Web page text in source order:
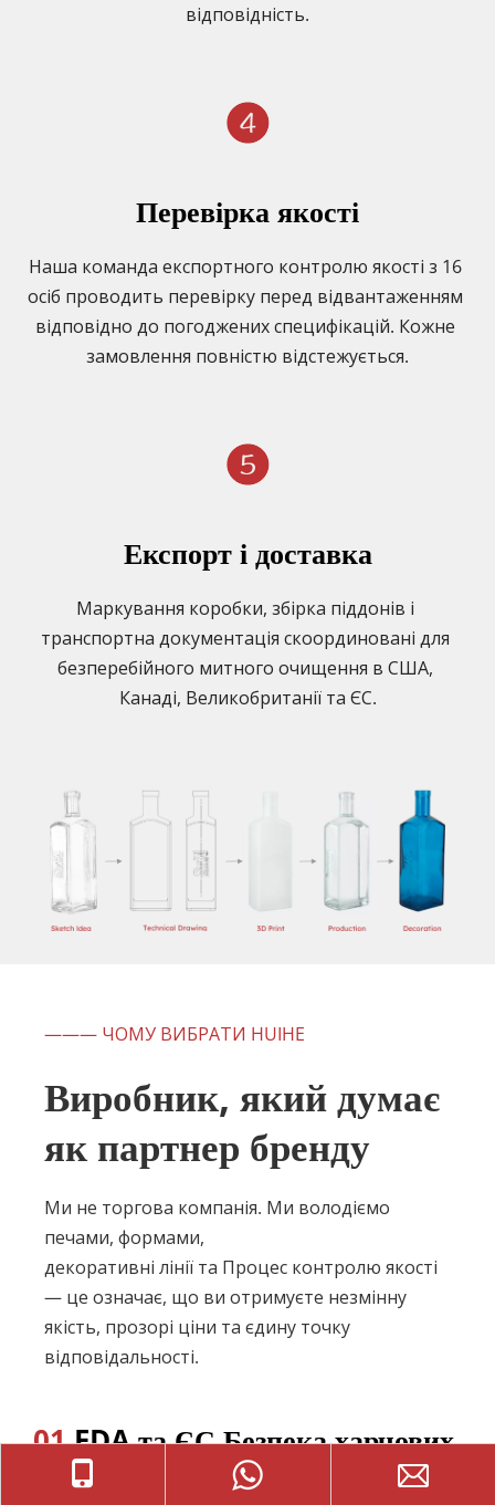
відповідність.
Перевірка якості
Наша команда експортного контролю якості з 16
осіб проводить перевірку перед відвантаженням
відповідно до погоджених специфікацій. Кожне
замовлення повністю відстежується.
Експорт і доставка
Маркування коробки, збірка піддонів і
транспортна документація скоординовані для
безперебійного митного очищення в США,
Канаді, Великобританії та ЄС.
——— ЧОМУ ВИБРАТИ HUIHE
Виробник, який думає
як партнер бренду
Ми не торгова компанія. Ми володіємо
печами, формами,
декоративні лінії та Процес контролю якості
— це означає, що ви отримуєте незмінну
якість, прозорі ціни та єдину точку
відповідальності.
01 FDA та ЄС Безпека харчових
продуктів на кожному місці